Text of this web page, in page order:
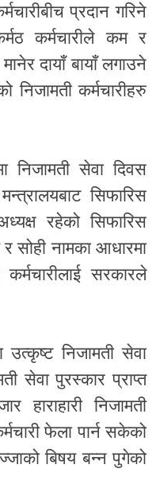
प्रदान गरिने
कर्मचारीले कम र
दायाँ बायाँ लगाउने
निजामती कर्मचारीहरु
निजामती सेवा दिवस
सिफारिस
रहेको सिफारिस
सोही नामका आधारमा
सरकारले
उत्कृष्ट निजामती सेवा
सेवा पुरस्कार प्राप्त
निजामती
फेला पार्न सकेको
बिषय बन्न पुगेको